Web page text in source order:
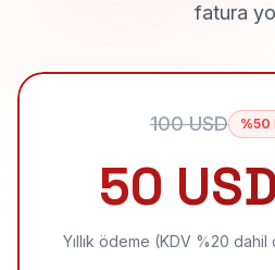
fatura
100 USD %50
50 USD
Yıllık ödeme (KDV %20 dahil